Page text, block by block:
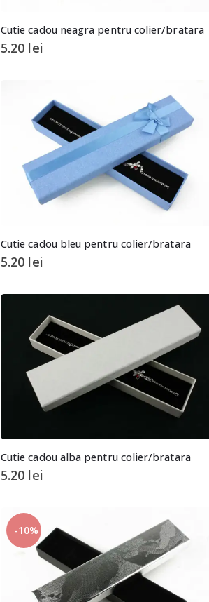
Cutie cadou neagra pentru colier/bratara
5.20 lei
Cutie cadou bleu pentru colier/bratara
5.20 lei
Cutie cadou alba pentru colier/bratara
5.20 lei
-10%